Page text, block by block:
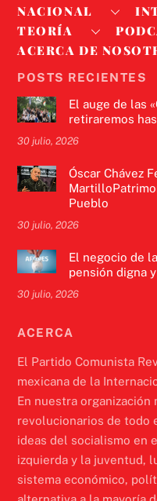
NACIONAL
TEORÍA
ACERCA DE
POSTS RECIENTES
El auge de las
retiraremos
30 julio, 2026
Óscar Chávez
Pueblo
30 julio, 2026
El negocio de
pensión digna
30 julio, 2026
ACERCA
El Partido Comunista
mexicana de la
En nuestra
revolucionarios de todo
ideas del socialismo en
izquierda y la juventud,
sistema económico,